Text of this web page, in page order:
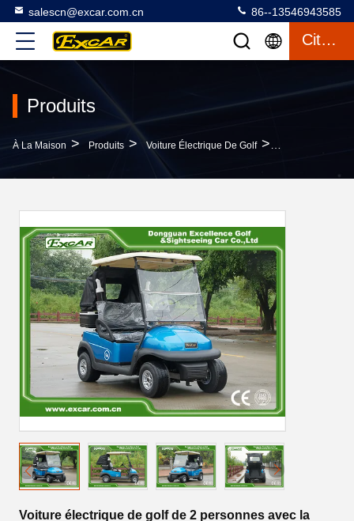
salescn@excar.com.cn 86--13546943585
Citation
Produits
À La Maison > Produits > Voiture Électrique De Golf >
Voiture électrique de golf de 2 personnes avec la